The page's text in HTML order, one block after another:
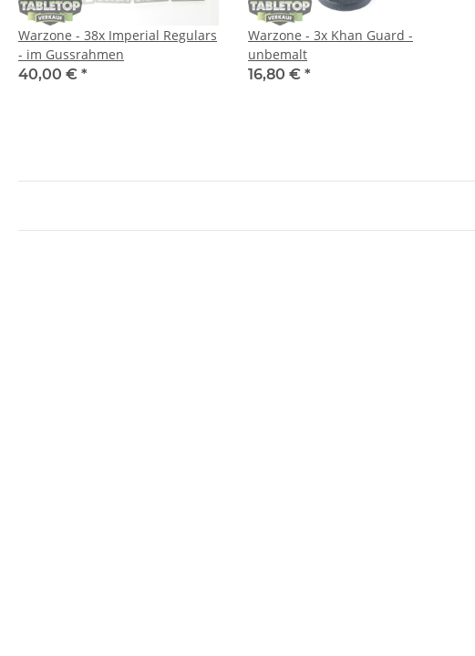
Warzone - 38x Imperial Regulars
- im Gussrahmen
40,00 € *
Warzone - 3x Khan Guard -
unbemalt
16,80 € *